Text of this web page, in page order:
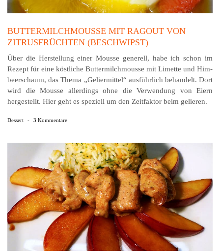
BUTTERMILCHMOUSSE MIT RAGOUT VON
ZITRUSFRÜCHTEN (BESCHWIPST)
Über die Herstellung einer Mousse generell, habe ich schon im
Rezept für eine köstliche Butter­milch­mousse mit Limette und Him­
beer­schaum, das Thema „Gelier­mittel“ aus­führlich behandelt. Dort
wird die Mousse allerdings ohne die Verwendung von Eiern
hergestellt. Hier geht es speziell um den Zeitfaktor beim gelieren.
Dessert - 3 Kommentare